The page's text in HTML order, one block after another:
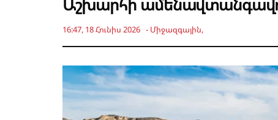
16:47, 18 Հունիս 2026 - Միջազգային,